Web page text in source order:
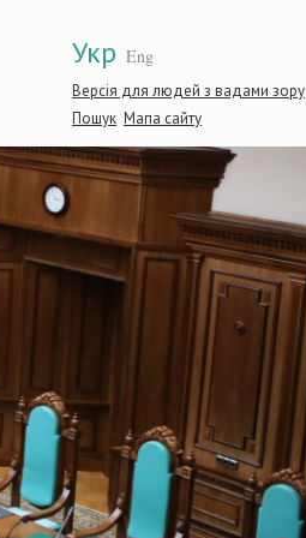
Укр Eng
Версія для людей з вадами зору
Пошук Мапа сайту